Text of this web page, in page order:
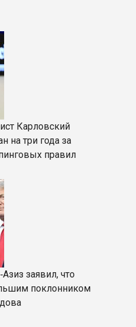
Карловский
на три года за
правил
заявил, что
поклонником